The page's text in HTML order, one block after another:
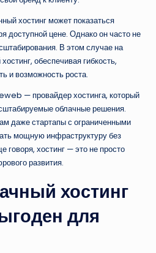
хостинг может показаться
доступной цене. Однако он часто не
В этом случае на
обеспечивая гибкость,
и возможность роста.
— провайдер хостинга, который
облачные решения.
даже стартапы с ограниченными
мощную инфраструктуру без
говоря, хостинг — это не просто
развития.
хостинг
для